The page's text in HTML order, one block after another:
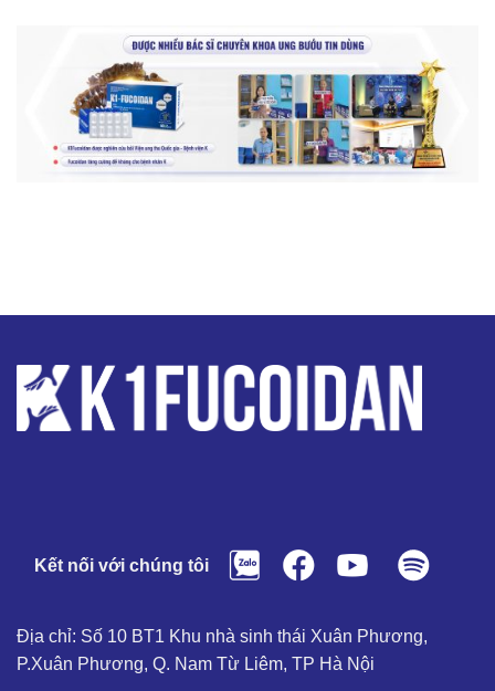
Kết nối với chúng tôi
Địa chỉ: Số 10 BT1 Khu nhà sinh thái Xuân Phương,
P.Xuân Phương, Q. Nam Từ Liêm, TP Hà Nội